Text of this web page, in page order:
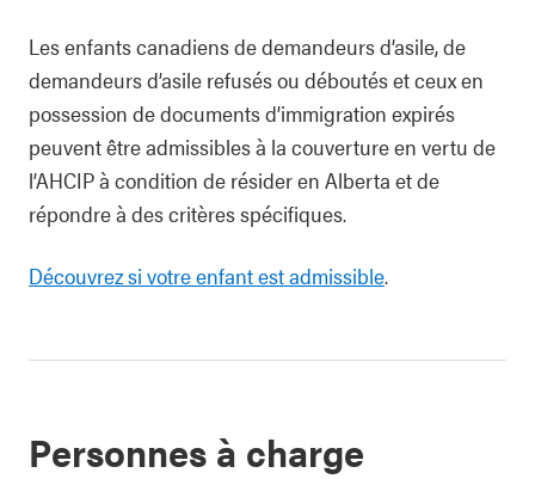
Les enfants canadiens de demandeurs d’asile, de
demandeurs d’asile refusés ou déboutés et ceux en
possession de documents d’immigration expirés
peuvent être admissibles à la couverture en vertu de
l’AHCIP à condition de résider en Alberta et de
répondre à des critères spécifiques.
Découvrez si votre enfant est admissible.
Personnes à charge